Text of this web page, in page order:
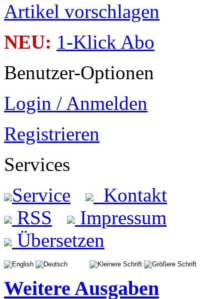
Artikel vorschlagen
NEU: 1-Klick Abo
Benutzer-Optionen
Login / Anmelden
Registrieren
Services
Service
Kontakt
RSS
Impressum
Übersetzen
Weitere Ausgaben